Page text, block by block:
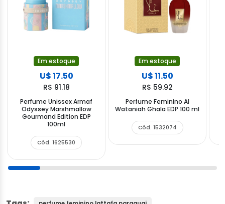
Em estoque
U$ 17.50
R$ 91.18
Perfume Unissex Armaf
Odyssey Marshmallow
Gourmand Edition EDP
100ml
Cód. 1625530
Em estoque
U$ 11.50
R$ 59.92
Perfume Feminino Al
Wataniah Ghala EDP 100 ml
Cód. 1532074